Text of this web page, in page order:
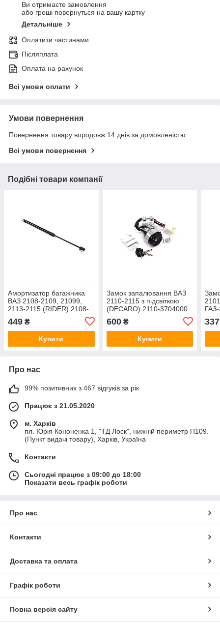
Ви отримаєте замовлення
або гроші повернуться на вашу картку
Детальніше
Оплатити частинами
Післяплата
Оплата на рахунок
Всі умови оплати
Умови повернення
Повернення товару впродовж 14 днів за домовленістю
Всі умови повернення
Подібні товари компанії
Амортизатор багажника
ВАЗ 2108-2109, 21099,
2113-2115 (RIDER) 2108-
450 мм
449 ₴
Купити
Замок запалювання ВАЗ
2110-2115 з підсвіткою
(DECARO) 2110-3704000
для ВАЗ 2110, 2111, 2112,
2113, 2114, 2115, 2115
600₴
Купити
337
Про нас
99% позитивних з 467 відгуків за рік
Працює з 21.05.2020
м. Харків
пл. Юрія Кононенка 1, "ТД Лоск", нижній периметр П109.
(Пункт видачі товару), Харків, Україна
Контакти
Сьогодні працює з 09:00 до 18:00
Показати весь графік роботи
Про нас
Контакти
Доставка та оплата
Графік роботи
Повна версія сайту